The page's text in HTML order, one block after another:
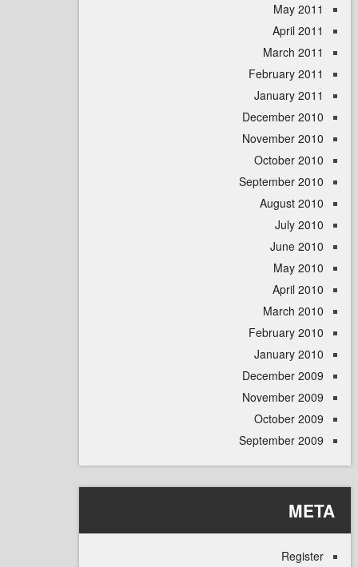
May
April
March
February
January
December
November
October
September
August
July
June
May
April
March
February
January
December
November
October
September